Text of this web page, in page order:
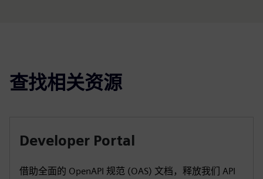
查找相关资源
Developer Portal
借助全面的 OpenAPI 规范 (OAS) 文档，释放我们 API